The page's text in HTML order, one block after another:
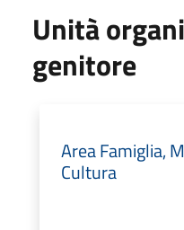
Unità
genitore
Area Famiglia,
Cultura